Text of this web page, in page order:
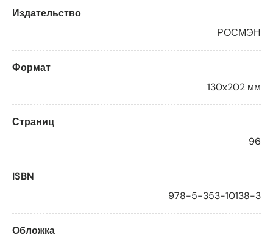
Издательство
РОСМЭН
Формат
130x202 мм
Страниц
96
ISBN
978-5-353-10138-3
Обложка